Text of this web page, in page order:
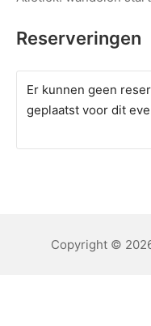
Reserveringen
Er kunnen geen
geplaatst voor dit
Copyright ©